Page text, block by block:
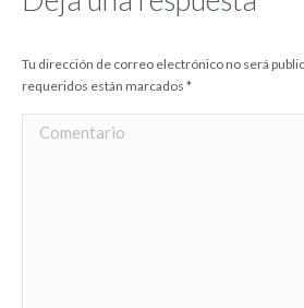
Tu dirección de correo electrónico no será
requeridos están marcados *
Comentario